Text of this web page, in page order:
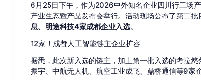
6月25日下午，作为2026中外知名企业四川行三场
产业生态暨产品发布会举行。活动现场公布了第二批
息、明途科技4家成都企业入选。
12家！成都人工智能链主企业扩容
据悉，此次新入选的链主，加上第一批入选的考拉
振宇、中航无人机、航空工业成飞、鼎桥通信等9家